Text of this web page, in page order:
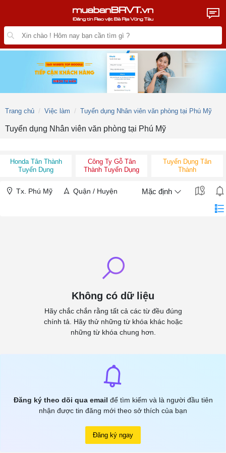
Trang chủ Việc làm Tuyển dụng Nhân viên văn phòng tại Phú Mỹ
Tuyển dụng Nhân viên văn phòng tại Phú Mỹ
Honda Tân Thành
Tuyển Dụng
Công Ty Gỗ Tân
Thành Tuyển Dụng
Tuyển Dụng Tân
Thành
Tx. Phú Mỹ Quận / Huyện Mặc định
Không có dữ liệu
Hãy chắc chắn rằng tất cả các từ đều đúng
chính tả. Hãy thử những từ khóa khác hoặc
những từ khóa chung hơn.
Đăng ký theo dõi qua email để tìm kiếm và là người đầu tiên
nhận được tin đăng mới theo sở thích của bạn
Đăng ký ngay